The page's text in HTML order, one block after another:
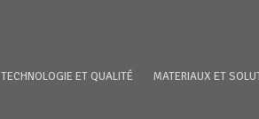
TECHNOLOGIE ET QUALITÉ MATERIAUX ET